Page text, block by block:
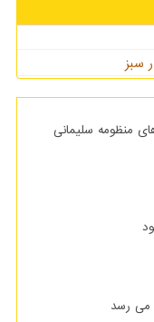
سبز
های منظومه سلیمانی
می رسد